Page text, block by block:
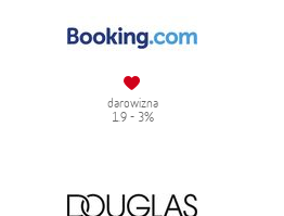
darowizna
1.9 - 3%